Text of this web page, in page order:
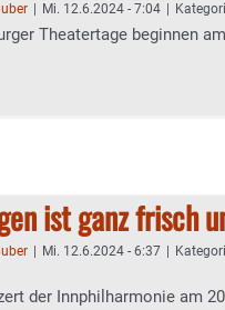
Mi. 12.6.2024 - 7:04
Theatertage beginnen
ist ganz frisch
Mi. 12.6.2024 - 6:37
der Innphilharmonie am